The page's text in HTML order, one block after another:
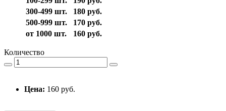
300-499 шт.
180 руб.
500-999 шт.
170 руб.
от 1000 шт.
160 руб.
Количество
Цена: 160 руб.